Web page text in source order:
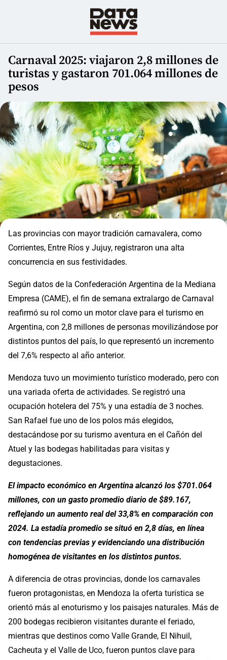
Carnaval 2025: viajaron 2,8 millones de
turistas y gastaron 701.064 millones de
pesos
Las provincias con mayor tradición carnavalera, como
Corrientes, Entre Ríos y Jujuy, registraron una alta
concurrencia en sus festividades.
Según datos de la Confederación Argentina de la Mediana
Empresa (CAME), el fin de semana extralargo de Carnaval
reafirmó su rol como un motor clave para el turismo en
Argentina, con 2,8 millones de personas movilizándose por
distintos puntos del país, lo que representó un incremento
del 7,6% respecto al año anterior.
Mendoza tuvo un movimiento turístico moderado, pero con
una variada oferta de actividades. Se registró una
ocupación hotelera del 75% y una estadía de 3 noches.
San Rafael fue uno de los polos más elegidos,
destacándose por su turismo aventura en el Cañón del
Atuel y las bodegas habilitadas para visitas y
degustaciones.
El impacto económico en Argentina alcanzó los $701.064
millones, con un gasto promedio diario de $89.167,
reflejando un aumento real del 33,8% en comparación con
2024. La estadía promedio se situó en 2,8 días, en línea
con tendencias previas y evidenciando una distribución
homogénea de visitantes en los distintos puntos.
A diferencia de otras provincias, donde los carnavales
fueron protagonistas, en Mendoza la oferta turística se
orientó más al enoturismo y los paisajes naturales. Más de
200 bodegas recibieron visitantes durante el feriado,
mientras que destinos como Valle Grande, El Nihuil,
Cacheuta y el Valle de Uco, fueron puntos clave para